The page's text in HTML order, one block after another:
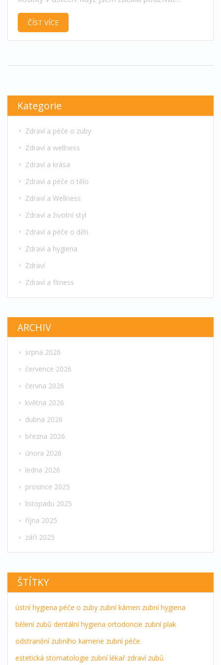
dentální zrcátko, rozšířila jsem svoji rutinu o nový
rozměr. Díky tomuto malému pomocníkovi jsem si
ČÍST VÍCE
Kategorie
Zdraví a péče o zuby
Zdraví a wellness
Zdraví a krása
Zdraví a péče o tělo
Zdraví a Wellness
Zdraví a životní styl
Zdraví a péče o děti
Zdraví a hygiena
Zdraví
Zdraví a fitness
ARCHIV
srpna 2026
července 2026
června 2026
května 2026
dubna 2026
března 2026
února 2026
ledna 2026
prosince 2025
listopadu 2025
října 2025
září 2025
ŠTÍTKY
ústní hygiena péče o zuby zubní kámen zubní hygiena
bělení zubů dentální hygiena ortodoncie zubní plak
odstranění zubního kamene zubní péče
estetická stomatologie zubní lékař zdraví zubů